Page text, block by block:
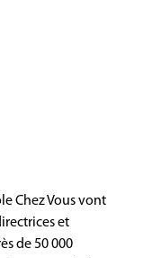
Chez Vous vont
et
de 50 000